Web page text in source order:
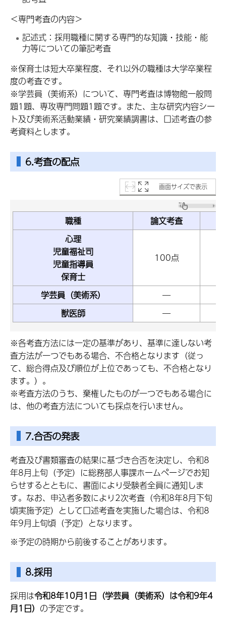
＜専門考査の内容＞
記述式：採用職種に関する専門的な知識・技能・能
力等についての筆記考査
※保育士は短大卒業程度、それ以外の職種は大学卒業程
度の考査です。
※学芸員（美術系）について、専門考査は博物館一般問
題1題、専攻専門問題1題です。また、主な研究内容シー
ト及び美術系活動業績・研究業績調書は、口述考査の参
考資料とします。
6.考査の配点
画面サイズで表示
職種 論文考査
心理
児童福祉司
児童指導員
保育士
100点
学芸員（美術系） ―
獣医師
―
※各考査方法には一定の基準があり、基準に達しない考
査方法が一つでもある場合、不合格となります（従っ
て、総合得点及び順位が上位であっても、不合格となり
ます。）。
※考査方法のうち、棄権したものが一つでもある場合に
は、他の考査方法についても採点を行いません。
7.合否の発表
考査及び書類審査の結果に基づき合否を決定し、令和8
年8月上旬（予定）に総務部人事課ホームページでお知
らせするとともに、書面により受験者全員に通知しま
す。なお、申込者多数により2次考査（令和8年8月下旬
頃実施予定）として口述考査を実施した場合は、令和8
年9月上旬頃（予定）となります。
※予定の時期から前後することがあります。
8.採用
採用は令和8年10月1日 （学芸員（美術系）は令和9年4
月1日） の予定です。